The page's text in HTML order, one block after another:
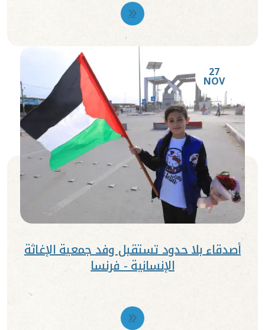
27
NOV
أصدقاء بلا حدود تستقبل وفد جمعية الإغاثة
الإنسانية - فرنسا